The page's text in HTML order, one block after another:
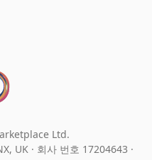
Ltd.
UK · 회사 번호 17204643 ·